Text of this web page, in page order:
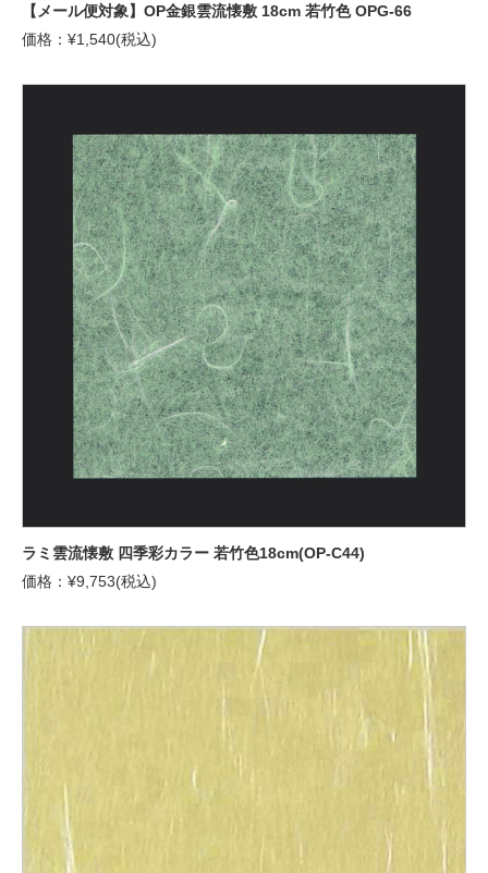
【メール便対象】OP金銀雲流懐敷 18cm 若竹色 OPG-66
価格：¥1,540(税込)
ラミ雲流懐敷 四季彩カラー 若竹色18cm(OP-C44)
価格：¥9,753(税込)